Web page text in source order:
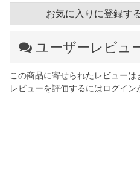
お気に入りに登録す
ユーザーレビュ
この商品に寄せられたレビューは
レビューを評価するにはログイン